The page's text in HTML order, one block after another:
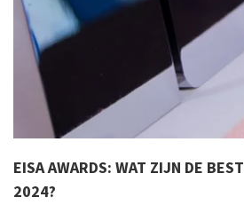
EISA AWARDS: WAT ZIJN DE
2024?